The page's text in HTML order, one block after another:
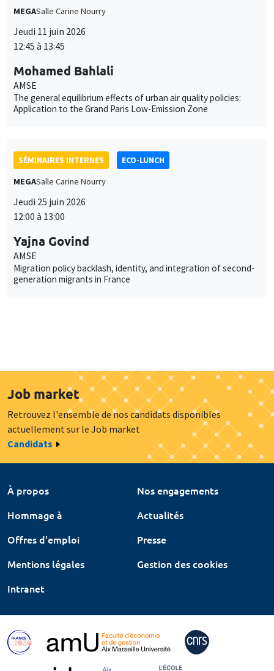
MEGASalle Carine Nourry
Jeudi 11 juin 2026
12:45 à 13:45
Mohamed Bahlali
AMSE
The general equilibrium effects of urban air quality policies:
Application to the Grand Paris Low-Emission Zone
SÉMINAIRES INTERNES
ECO-LUNCH
MEGASalle Carine Nourry
Jeudi 25 juin 2026
12:00 à 13:00
Yajna Govind
AMSE
Migration policy backlash, identity, and integration of second-
generation migrants in France
Job market
Retrouvez l'ensemble de nos candidats disponibles
actuellement sur le Job market
Candidats
À propos
Nos engagements
Hommage à
Actualités
Offres d'emploi
Presse
Mentions légales
Gestion des cookies
Intranet